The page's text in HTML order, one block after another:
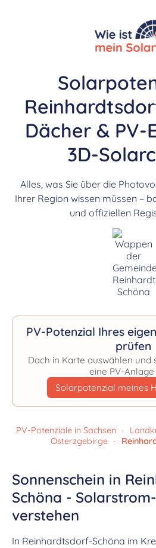
Dächer & PV-
3D-
Alles, was Sie über die
Ihrer Region wissen müssen –
und offiziellen
PV-Potenzial Ihres
prüfen
Dach in Karte auswählen und
eine PV-
Solarpotenzial meines
PV-Potenziale in Sachsen ·
Osterzgebirge ·
Sonnenschein in
Schöna -
verstehen
In Reinhardtsdorf-Schöna im